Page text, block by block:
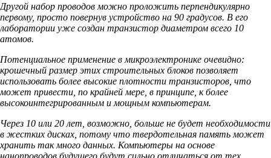
Другой набор проводов можно проложить перпендикулярно
первому, просто повернув устройство на 90 градусов. В его
лаборатории уже создан транзистор диаметром всего 10
атомов.
Потенциальное применение в микроэлектронике очевидно:
крошечный размер этих строительных блоков позволяет
использовать более высокие плотности транзисторов, что
может привести, по крайней мере, в принципе, к более
высокоинтегрированным и мощным компьютерам.
Через 10 или 20 лет, возможно, больше не будет необходимости
в жестких дисках, потому что твердотельная память может
хранить так много данных. Компьютеры на основе
нанопроводов будущего будут сильно отличаться от тех,